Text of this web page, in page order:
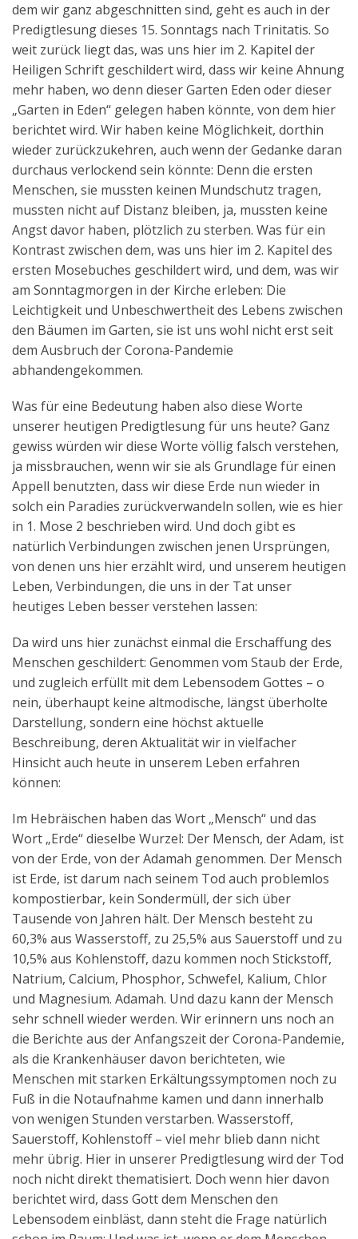
dem wir ganz abgeschnitten sind, geht es auch in der
Predigtlesung dieses 15. Sonntags nach Trinitatis. So
weit zurück liegt das, was uns hier im 2. Kapitel der
Heiligen Schrift geschildert wird, dass wir keine Ahnung
mehr haben, wo denn dieser Garten Eden oder dieser
„Garten in Eden“ gelegen haben könnte, von dem hier
berichtet wird. Wir haben keine Möglichkeit, dorthin
wieder zurückzukehren, auch wenn der Gedanke daran
durchaus verlockend sein könnte: Denn die ersten
Menschen, sie mussten keinen Mundschutz tragen,
mussten nicht auf Distanz bleiben, ja, mussten keine
Angst davor haben, plötzlich zu sterben. Was für ein
Kontrast zwischen dem, was uns hier im 2. Kapitel des
ersten Mosebuches geschildert wird, und dem, was wir
am Sonntagmorgen in der Kirche erleben: Die
Leichtigkeit und Unbeschwertheit des Lebens zwischen
den Bäumen im Garten, sie ist uns wohl nicht erst seit
dem Ausbruch der Corona-Pandemie
abhandengekommen.
Was für eine Bedeutung haben also diese Worte
unserer heutigen Predigtlesung für uns heute? Ganz
gewiss würden wir diese Worte völlig falsch verstehen,
ja missbrauchen, wenn wir sie als Grundlage für einen
Appell benutzten, dass wir diese Erde nun wieder in
solch ein Paradies zurückverwandeln sollen, wie es hier
in 1. Mose 2 beschrieben wird. Und doch gibt es
natürlich Verbindungen zwischen jenen Ursprüngen,
von denen uns hier erzählt wird, und unserem heutigen
Leben, Verbindungen, die uns in der Tat unser
heutiges Leben besser verstehen lassen:
Da wird uns hier zunächst einmal die Erschaffung des
Menschen geschildert: Genommen vom Staub der Erde,
und zugleich erfüllt mit dem Lebensodem Gottes – o
nein, überhaupt keine altmodische, längst überholte
Darstellung, sondern eine höchst aktuelle
Beschreibung, deren Aktualität wir in vielfacher
Hinsicht auch heute in unserem Leben erfahren
können:
Im Hebräischen haben das Wort „Mensch“ und das
Wort „Erde“ dieselbe Wurzel: Der Mensch, der Adam, ist
von der Erde, von der Adamah genommen. Der Mensch
ist Erde, ist darum nach seinem Tod auch problemlos
kompostierbar, kein Sondermüll, der sich über
Tausende von Jahren hält. Der Mensch besteht zu
60,3% aus Wasserstoff, zu 25,5% aus Sauerstoff und zu
10,5% aus Kohlenstoff, dazu kommen noch Stickstoff,
Natrium, Calcium, Phosphor, Schwefel, Kalium, Chlor
und Magnesium. Adamah. Und dazu kann der Mensch
sehr schnell wieder werden. Wir erinnern uns noch an
die Berichte aus der Anfangszeit der Corona-Pandemie,
als die Krankenhäuser davon berichteten, wie
Menschen mit starken Erkältungssymptomen noch zu
Fuß in die Notaufnahme kamen und dann innerhalb
von wenigen Stunden verstarben. Wasserstoff,
Sauerstoff, Kohlenstoff – viel mehr blieb dann nicht
mehr übrig. Hier in unserer Predigtlesung wird der Tod
noch nicht direkt thematisiert. Doch wenn hier davon
berichtet wird, dass Gott dem Menschen den
Lebensodem einbläst, dann steht die Frage natürlich